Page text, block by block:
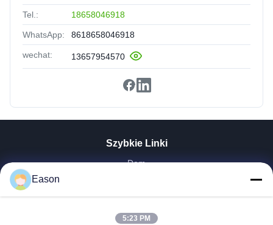
Tel.: 18658046918
WhatsApp: 8618658046918
wechat: 13657954570
Szybkie Linki
Dom
Filmy
Eason
5:23 PM